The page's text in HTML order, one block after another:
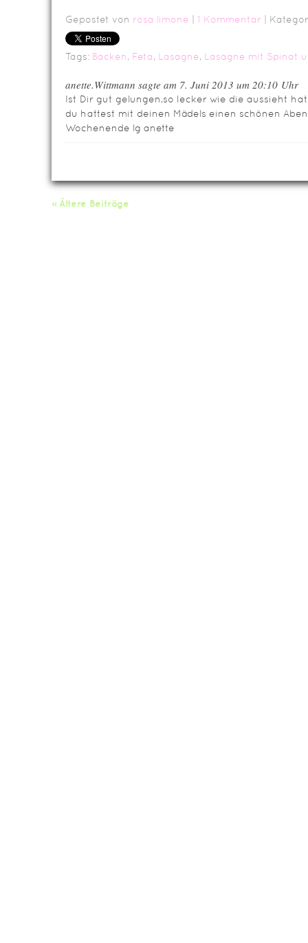
Gepostet von rosa limone 1 Kommentar |
Tags: Backen, Feta, Lasagne, Lasagne mit Spinat
anette.Wittmann sagte am 7. Juni 2013 um 20:10 Uhr
Ist Dir gut gelungen,so lecker wie die aussieht
du hattest mit deinen Mädels einen schönen
Wochenende lg anette
« Ältere Beiträge